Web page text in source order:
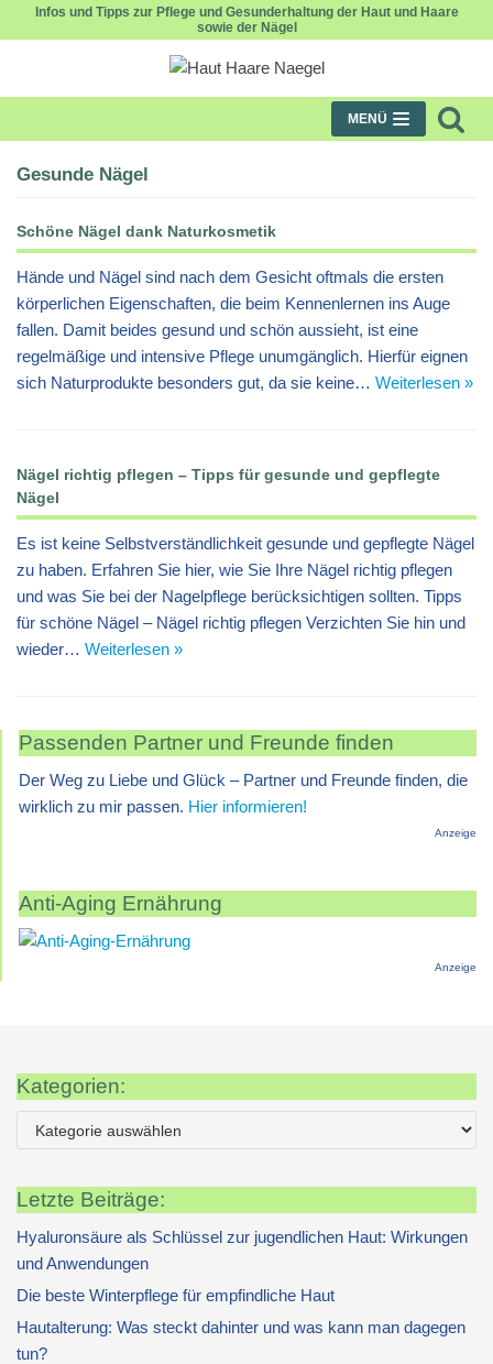
Infos und Tipps zur Pflege und Gesunderhaltung der Haut und Haare
sowie der Nägel
MENÜ
Gesunde Nägel
Schöne Nägel dank Naturkosmetik
Hände und Nägel sind nach dem Gesicht oftmals die ersten
körperlichen Eigenschaften, die beim Kennenlernen ins Auge
fallen. Damit beides gesund und schön aussieht, ist eine
regelmäßige und intensive Pflege unumgänglich. Hierfür eignen
sich Naturprodukte besonders gut, da sie keine… Weiterlesen »
Nägel richtig pflegen – Tipps für gesunde und gepflegte
Nägel
Es ist keine Selbstverständlichkeit gesunde und gepflegte Nägel
zu haben. Erfahren Sie hier, wie Sie Ihre Nägel richtig pflegen
und was Sie bei der Nagelpflege berücksichtigen sollten. Tipps
für schöne Nägel – Nägel richtig pflegen Verzichten Sie hin und
wieder… Weiterlesen »
Passenden Partner und Freunde finden
Der Weg zu Liebe und Glück – Partner und Freunde finden, die
wirklich zu mir passen. Hier informieren!
Anzeige
Anti-Aging Ernährung
Anzeige
Kategorien:
Letzte Beiträge:
Hyaluronsäure als Schlüssel zur jugendlichen Haut: Wirkungen
und Anwendungen
Die beste Winterpflege für empfindliche Haut
Hautalterung: Was steckt dahinter und was kann man dagegen
tun?